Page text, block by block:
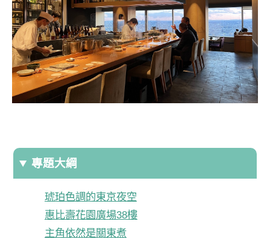
專題大綱
琥珀色調的東京夜空
惠比壽花園廣場38樓
主角依然是關東煮